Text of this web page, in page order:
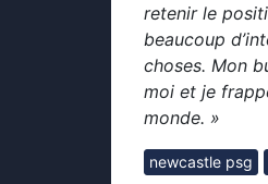
retenir le
beaucoup
choses. Mon
moi et je
monde. »
newcastle psg